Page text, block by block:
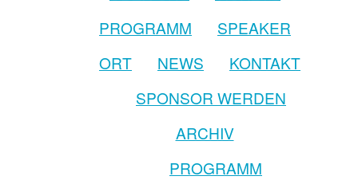
PROGRAMM
SPEAKER
ORT
NEWS
KONTAKT
SPONSOR WERDEN
ARCHIV
PROGRAMM